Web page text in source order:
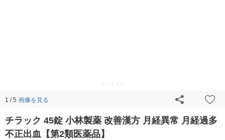
1 / 5 画像を見る
チラック 45錠 小林製薬 改善漢方 月経異常 月経過多
不正出血【第2類医薬品】